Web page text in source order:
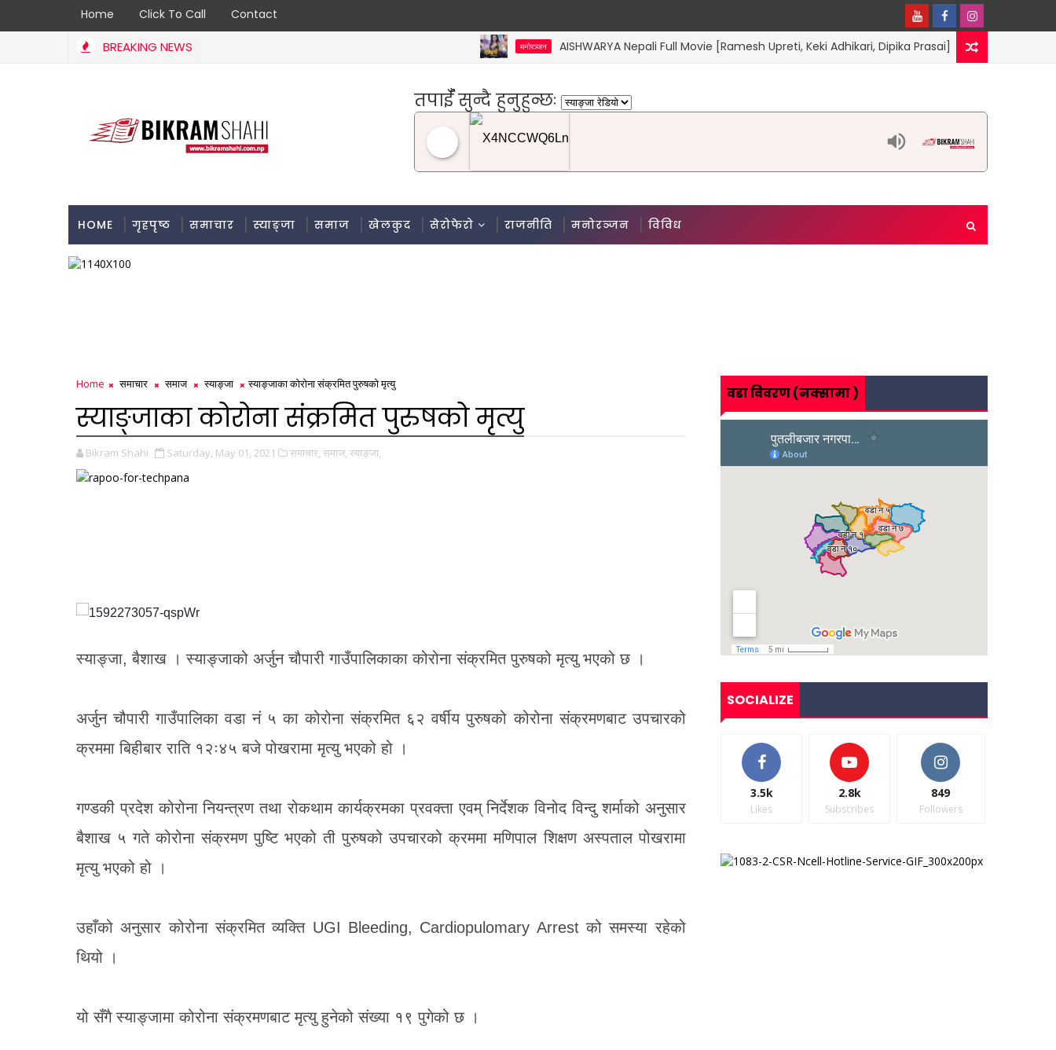
Home Click To Call Contact
BREAKING NEWS मनोरञ्जन AISHWARYA Nepali Full Movie [Ramesh Upreti, Keki Adhikari, Dipika Prasai]
तपाईँ सुन्दै हुनुहुन्छः
HOME गृहपृष्ठ समाचार स्याङ्जा समाज खेलकुद सेरोफेरो राजनीति मनोरञ्जन विविध
Home समाचार समाज स्याङ्जा स्याङ्जाका कोरोना संक्रमित पुरुषको मृत्यु
स्याङ्जाका कोरोना संक्रमित पुरुषको मृत्यु
Bikram Shahi Saturday, May 01, 2021 समाचार, समाज, स्याङ्जा,
स्याङ्जा, बैशाख । स्याङ्जाको अर्जुन चौपारी गाउँपालिकाका कोरोना संक्रमित पुरुषको मृत्यु भएको छ ।
अर्जुन चौपारी गाउँपालिका वडा नं ५ का कोरोना संक्रमित ६२ वर्षीय पुरुषको कोरोना संक्रमणबाट उपचारको
क्रममा बिहीबार राति १२ः४५ बजे पोखरामा मृत्यु भएको हो ।
गण्डकी प्रदेश कोरोना नियन्त्रण तथा रोकथाम कार्यक्रमका प्रवक्ता एवम् निर्देशक विनोद विन्दु शर्माको अनुसार
बैशाख ५ गते कोरोना संक्रमण पुष्टि भएको ती पुरुषको उपचारको क्रममा मणिपाल शिक्षण अस्पताल पोखरामा
मृत्यु भएको हो ।
उहाँको अनुसार कोरोना संक्रमित व्यक्ति UGI Bleeding, Cardiopulomary Arrest को समस्या रहेको
थियो ।
यो सँगै स्याङ्जामा कोरोना संक्रमणबाट मृत्यु हुनेको संख्या १९ पुगेको छ ।
वडा विवरण (नक्सामा )
SOCIALIZE
3.5k
Likes
2.8k
Subscribes
849
Followers